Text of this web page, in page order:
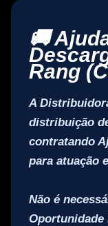
🚚
Rang
A
distribuição
contratando
para atuação
Não é
Oportunidade